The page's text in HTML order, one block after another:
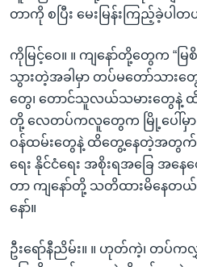
တာကို စပြီး မေးမြန်းကြည့်ခဲ့ပါတ
ကိုမြင့်ဝေ။ ။ ကျနော်တို့တွေက “မြစိ
သွားတဲ့အခါမှာ တပ်မတော်သား
တွေ၊ တောင်သူလယ်သမားတွေနဲ့ ထိ
တို့ လေတပ်ကလူတွေက မြို့ပေါ်မှာ အ
ဝန်ထမ်းတွေနဲ့ ထိတွေ့နေတဲ့အတွက် ဒီ
ရေး နိုင်ငံရေး အစိုးရအခြေ အ
တာ ကျနော်တို့ သတိထားမိနေတယ်
နော်။
ဦးရော်နီညိမ်း။ ။ ဟုတ်ကဲ့၊ တပ်က